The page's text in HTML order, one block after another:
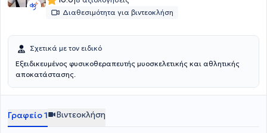
συμμετάσχει σε πληθώρα επιστημονικών συνεδρίων σε Ελλάδα κι
Διαθεσιμότητα για βιντεοκλήση
Σχετικά με τον ειδικό
Εξειδικευμένος φυσικοθεραπευτής μυοσκελετικής και αθλητικής
αποκατάστασης.
Γραφείο 1 Βιντεοκλήση